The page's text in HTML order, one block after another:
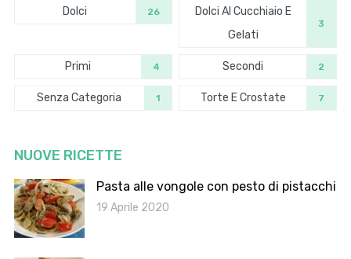
Dolci 26
Dolci Al Cucchiaio E
Gelati
3
Primi 4 Secondi 2
Senza Categoria 1 Torte E Crostate 7
NUOVE RICETTE
Pasta alle vongole con pesto di pistacchi
19 Aprile 2020